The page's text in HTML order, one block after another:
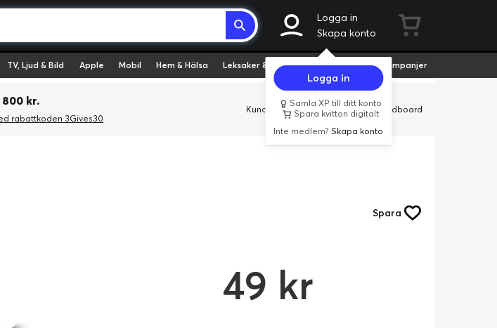
Logga in
Skapa konto
Logga in
Samla XP till ditt konto
Spara kvitton digitalt
Inte medlem?Skapa konto
TV, Ljud & Bild Apple Mobil Hem & Hälsa Leksaker & Hobby Fyndvaror Kampanjer
kr.
rabattkoden 3Gives30
Kundservice Butiker Företag Cardboard
Spara
49 kr